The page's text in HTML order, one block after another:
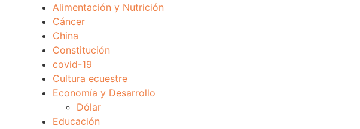
Alimentación y Nutrición
Cáncer
China
Constitución
covid-19
Cultura ecuestre
Economía y Desarrollo
Dólar
Educación